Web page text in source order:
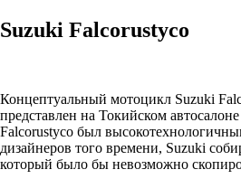
Suzuki Falcorustyco
Концептуальный мотоцикл Suzuki
представлен на Токийском
Falcorustyco был
дизайнеров того времени, Suzuki
который было бы невозможно